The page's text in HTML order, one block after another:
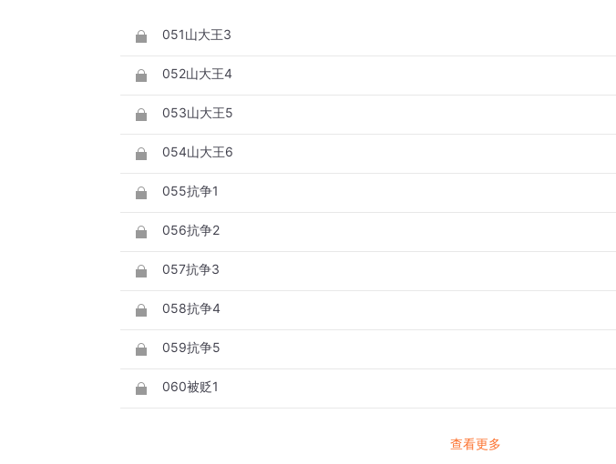
051山大王3
052山大王4
053山大王5
054山大王6
055抗争1
056抗争2
057抗争3
058抗争4
059抗争5
060被贬1
查看更多